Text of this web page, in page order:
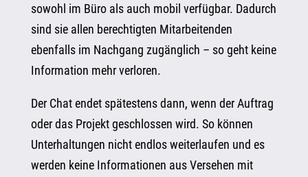
sowohl im Büro als auch mobil verfügbar. Dadurch
sind sie allen berechtigten Mitarbeitenden
ebenfalls im Nachgang zugänglich – so geht keine
Information mehr verloren.
Der Chat endet spätestens dann, wenn der Auftrag
oder das Projekt geschlossen wird. So können
Unterhaltungen nicht endlos weiterlaufen und es
werden keine Informationen aus Versehen mit